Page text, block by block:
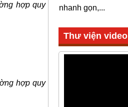
hợp quy
hợp quy
nhanh gọn,...
Thư viện video